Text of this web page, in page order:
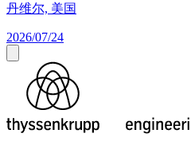
丹维尔, 美国
2026/07/24